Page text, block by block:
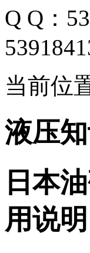
Q Q：
当前位
液压
日本
用说明